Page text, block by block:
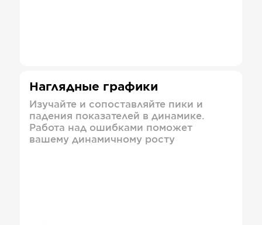
Наглядные графики
Изучайте и сопоставляйте пики и
падения показателей в динамике.
Работа над ошибками поможет
вашему динамичному росту